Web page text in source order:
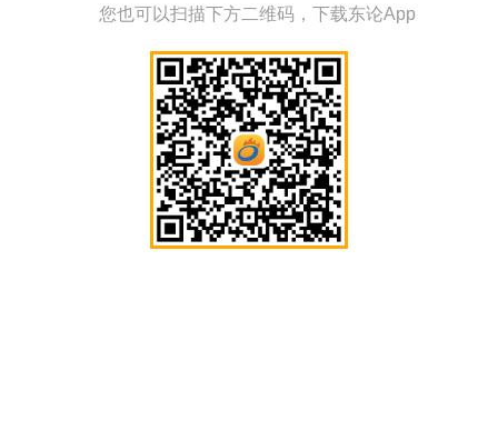
您也可以扫描下方二维码，下载东论App